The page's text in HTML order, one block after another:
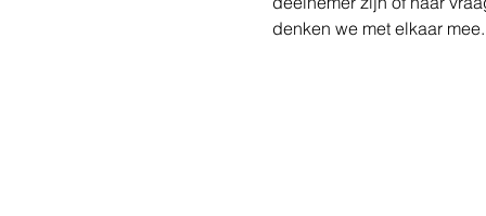
denken we met elkaar mee.